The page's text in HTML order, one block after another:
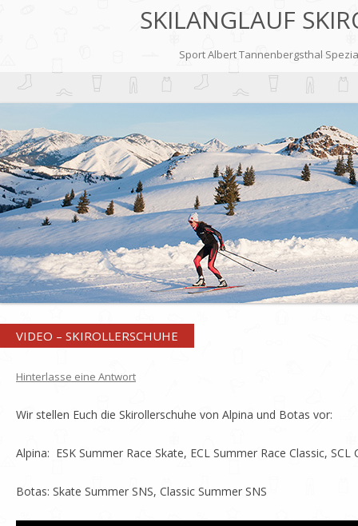
SKILANGLAUF
Sport Albert Tannenbergsthal
VIDEO – SKIROLLERSCHUHE
Hinterlasse eine Antwort
Wir stellen Euch die Skirollerschuhe von Alpina und Botas vor:
Alpina: ESK Summer Race Skate, ECL Summer Race Classic,
Botas: Skate Summer SNS, Classic Summer SNS